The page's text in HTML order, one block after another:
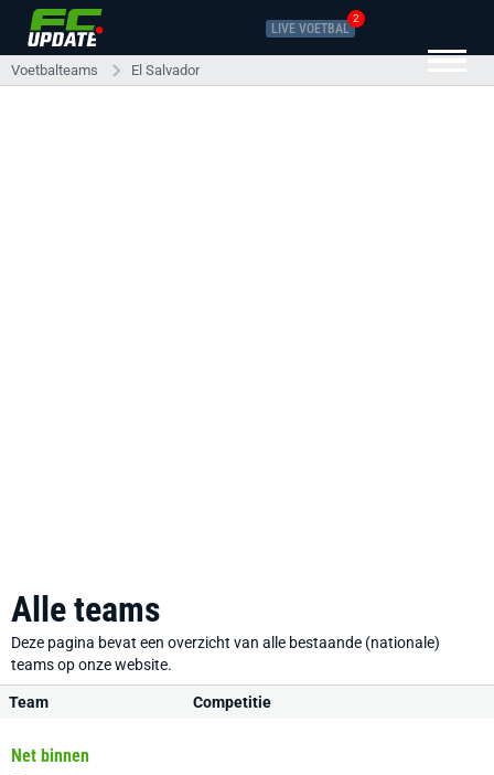
LIVE VOETBAL
2
Voetbalteams El Salvador
Alle teams
Deze pagina bevat een overzicht van alle bestaande (nationale)
teams op onze website.
Team Competitie
Net binnen